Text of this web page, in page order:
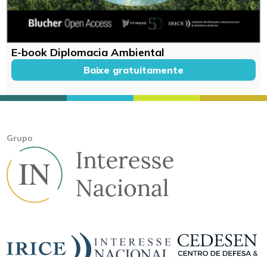
E-book Diplomacia Ambiental
Baixe gratuitamente
Grupo